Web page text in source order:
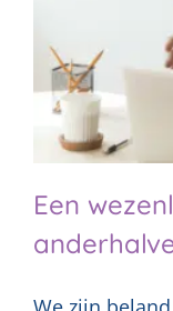
Een